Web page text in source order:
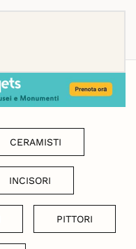
CERAMISTI
INCISORI
PITTORI